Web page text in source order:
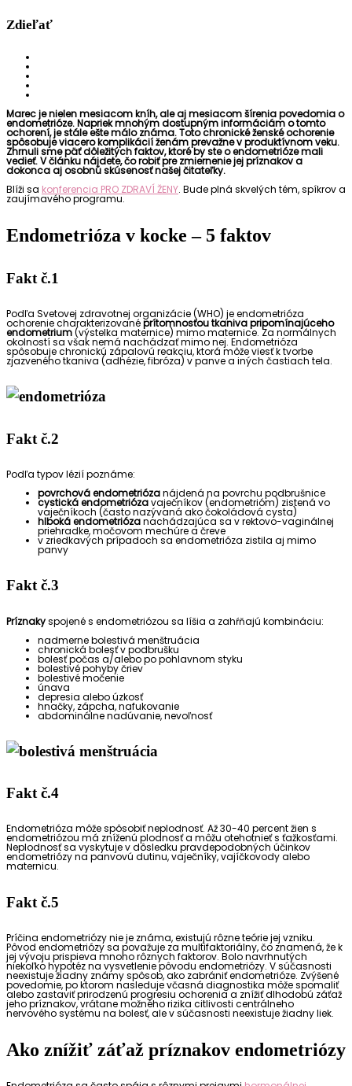
Zdieľať
Marec je nielen mesiacom kníh, ale aj mesiacom šírenia povedomia o
endometrióze. Napriek mnohým dostupným informáciám o tomto
ochorení, je stále ešte málo známa. Toto chronické ženské ochorenie
spôsobuje viacero komplikácií ženám prevažne v produktívnom veku.
Zhrnuli sme päť dôležitých faktov, ktoré by ste o endometrióze mali
vedieť. V článku nájdete, čo robiť pre zmiernenie jej príznakov a
dokonca aj osobnú skúsenosť našej čitateľky.
Blíži sa konferencia PRO ZDRAVÍ ŽENY. Bude plná skvelých tém, spíkrov a
zaujímavého programu.
Endometrióza v kocke – 5 faktov
Fakt č.1
Podľa Svetovej zdravotnej organizácie (WHO) je endometrióza
ochorenie charakterizovanéprítomnosťou tkaniva pripomínajúceho
endometrium(výstelka maternice) mimo maternice. Za normálnych
okolností sa však nemá nachádzať mimo nej. Endometrióza
spôsobuje chronickú zápalovú reakciu, ktorá môže viesť k tvorbe
zjazveného tkaniva (adhézie, fibróza) v panve a iných častiach tela.
Fakt č.2
Podľa typov lézií poznáme:
povrchová endometriózanájdená na povrchu podbrušnice
cystická endometriózavaječníkov (endometrióm) zistená vo
vaječníkoch (často nazývaná ako čokoládová cysta)
hlboká endometriózanachádzajúca sa v rektovo-vaginálnej
priehradke, močovom mechúre a čreve
v zriedkavých prípadoch sa endometrióza zistila aj mimo
panvy
Fakt č.3
Príznakyspojené s endometriózou sa líšia a zahŕňajú kombináciu:
nadmerne bolestivá menštruácia
chronická bolesť v podbrušku
bolesť počas a/alebo po pohlavnom styku
bolestivé pohyby čriev
bolestivé močenie
únava
depresia alebo úzkosť
hnačky, zápcha, nafukovanie
abdominálne nadúvanie, nevoľnosť
Fakt č.4
Endometrióza môže spôsobiť neplodnosť. Až 30-40 percent žien s
endometriózou má zníženú plodnosť a môžu otehotnieť s ťažkosťami.
Neplodnosť sa vyskytuje v dôsledku pravdepodobných účinkov
endometriózy na panvovú dutinu, vaječníky, vajíčkovody alebo
maternicu.
Fakt č.5
Príčina endometriózy nie je známa, existujú rôzne teórie jej vzniku.
Pôvod endometriózy sa považuje za multifaktoriálny, čo znamená, že k
jej vývoju prispieva mnoho rôznych faktorov. Bolo navrhnutých
niekoľko hypotéz na vysvetlenie pôvodu endometriózy. V súčasnosti
neexistuje žiadny známy spôsob, ako zabrániť endometrióze. Zvýšené
povedomie, po ktorom nasleduje včasná diagnostika môže spomaliť
alebo zastaviť prirodzenú progresiu ochorenia a znížiť dlhodobú záťaž
jeho príznakov, vrátane možného rizika citlivosti centrálneho
nervového systému na bolesť, ale v súčasnosti neexistuje žiadny liek.
Ako znížiť záťaž príznakov endometriózy